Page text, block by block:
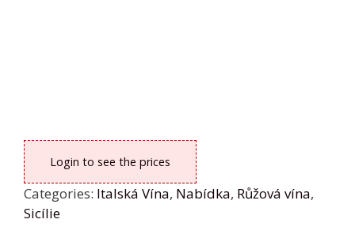
Login to see the prices
Categories: Italská Vína, Nabídka, Růžová vína,
Sicílie